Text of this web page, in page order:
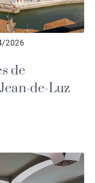
2026
de
de-Luz